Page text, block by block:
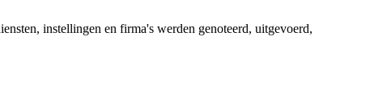
instellingen en firma's werden genoteerd, uitgevoerd,